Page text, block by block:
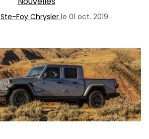
Ste-Foy Chrysler le 01 oct. 2019